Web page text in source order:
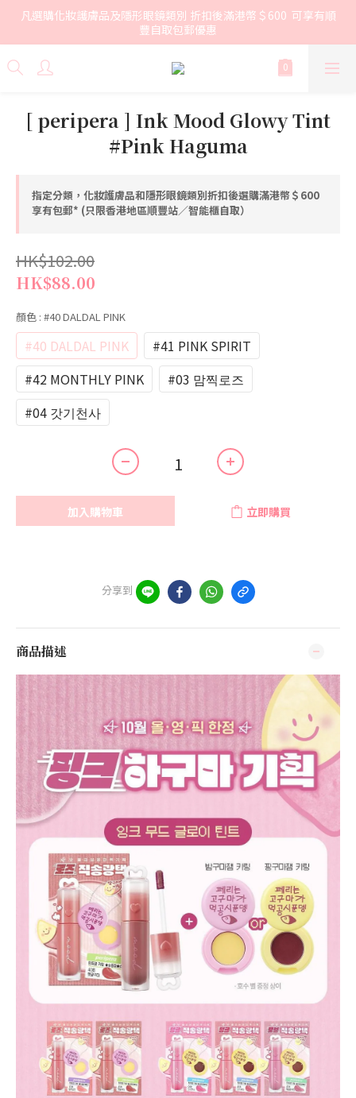
凡選購化妝護膚品及隱形眼鏡類別 折扣後滿港幣＄600  可享有順
豐自取包郵優惠
[ peripera ] Ink Mood Glowy Tint
#Pink Haguma
指定分類，化妝護膚品和隱形眼鏡類別折扣後選購滿港幣＄600
享有包郵* (只限香港地區順豐站／智能櫃自取）
HK$102.00
HK$88.00
顏色 : #40 DALDAL PINK
#40 DALDAL PINK
#41 PINK SPIRIT
#42 MONTHLY PINK
#03 맘찍로즈
#04 갓기천사
加入購物車 立即購買
分享到
商品描述